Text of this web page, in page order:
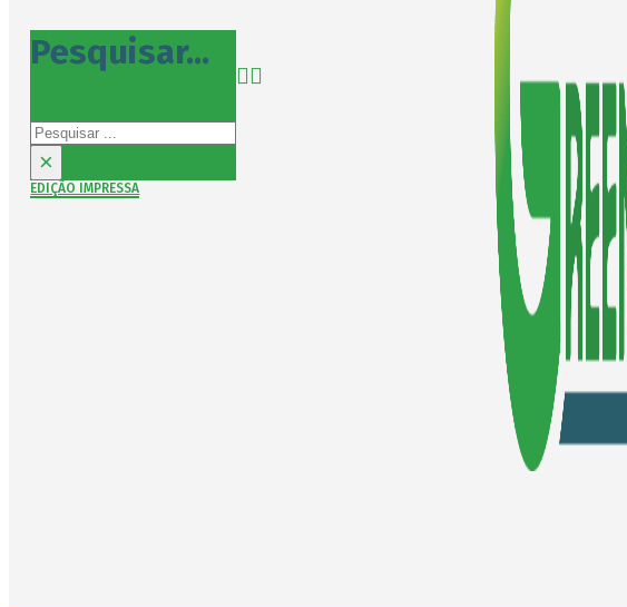
Pesquisar...
Pesquisar
×
EDIÇÃO IMPRESSA